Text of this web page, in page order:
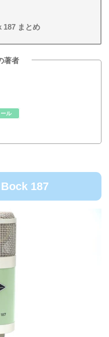
まとめ
著者
ル
187